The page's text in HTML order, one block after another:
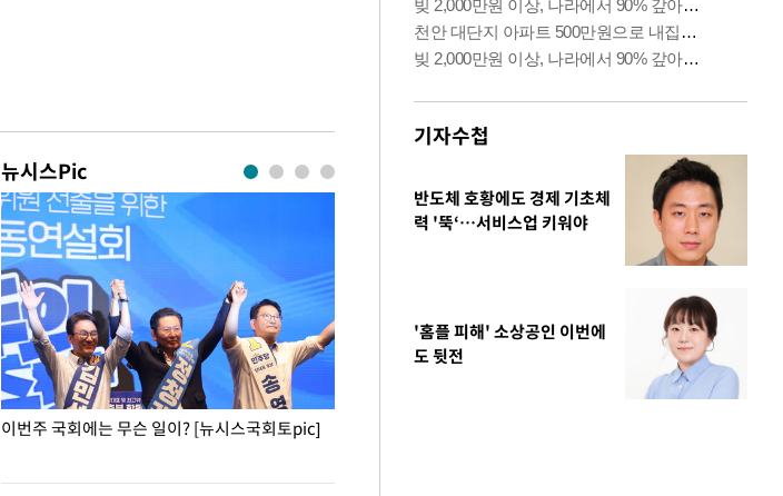
뉴시스Pic
이번주 국회에는 무슨 일이? [뉴시스국회토pic]
기자수첩
반도체 호황에도 경제 기초체
력 '뚝‘…서비스업 키워야
'홈플 피해' 소상공인 이번에
도 뒷전